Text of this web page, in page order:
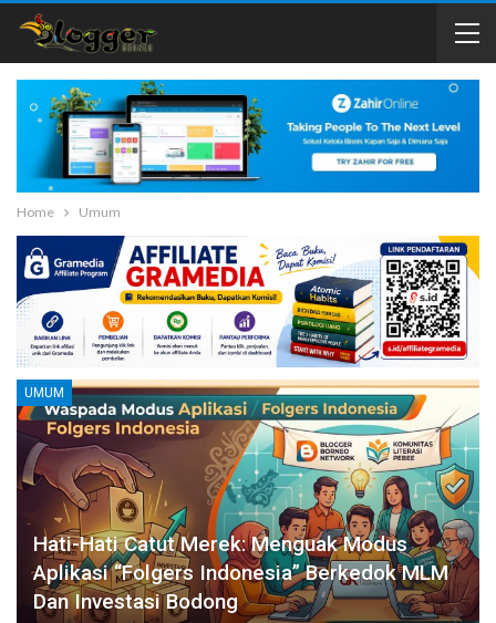
Home Umum
UMUM
Hati-Hati Catut Merek: Menguak Modus
Aplikasi “Folgers Indonesia” Berkedok MLM
Dan Investasi Bodong